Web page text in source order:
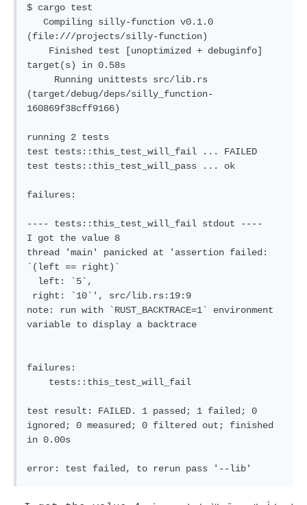
$ cargo test
(file:///projects/silly-function)
target(s) in 0.58s
(target/debug/deps/silly_function-
160869f38cff9166)
running 2 tests
test tests::this_test_will_fail ... FAILED
test tests::this_test_will_pass ... ok
failures:
---- tests::this_test_will_fail stdout ----
I got the value 8
thread 'main' panicked at 'assertion failed:
`(left == right)`
note: run with `RUST_BACKTRACE=1` environment
variable to display a backtrace
failures:
test result: FAILED. 1 passed; 1 failed; 0
ignored; 0 measured; 0 filtered out; finished
in 0.00s